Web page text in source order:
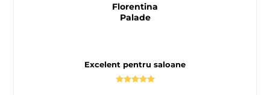
Excelent pentru saloane
Florentina
Palade